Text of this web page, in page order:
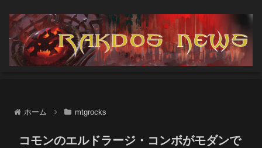
ホーム mtgrocks
コモンのエルドラージ・コンボがモダンで